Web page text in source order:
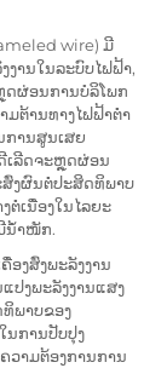
wire) ມີ
ານໃນລະບົບໄຟຟ້າ,
ດຜ່ອນການບໍລິໂພກ
ຕ້ານທາງໄຟຟ້າຕ່ຳ
ການສູນເສຍ
ເລີດຈະຫຼຸດຜ່ອນ
ສົ່ງຜົນຕໍ່ປະສິດທິພາບ
ຕໍ່ເນື່ອງໃນໄລຍະ
ນ້ຳໜັກ.
ອງສົ່ງພະລັງງານ
ປງພະລັງງານແສງ
ທິພາບຂອງ
ນການປັບປຸງ
ວາມຕ້ອງການການ